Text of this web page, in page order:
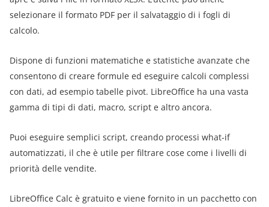
selezionare il formato PDF per il salvataggio di i fogli di
calcolo.
Dispone di funzioni matematiche e statistiche avanzate che
consentono di creare formule ed eseguire calcoli complessi
con dati, ad esempio tabelle pivot. LibreOffice ha una vasta
gamma di tipi di dati, macro, script e altro ancora.
Puoi eseguire semplici script, creando processi what-if
automatizzati, il che è utile per filtrare cose come i livelli di
priorità delle vendite.
LibreOffice Calc è gratuito e viene fornito in un pacchetto con